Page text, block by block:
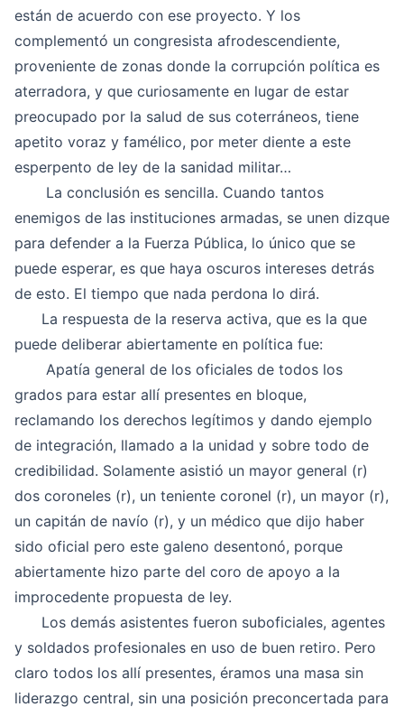
están de acuerdo con ese proyecto. Y los
complementó un congresista afrodescendiente,
proveniente de zonas donde la corrupción política es
aterradora, y que curiosamente en lugar de estar
preocupado por la salud de sus coterráneos, tiene
apetito voraz y famélico, por meter diente a este
esperpento de ley de la sanidad militar…
La conclusión es sencilla. Cuando tantos
enemigos de las instituciones armadas, se unen dizque
para defender a la Fuerza Pública, lo único que se
puede esperar, es que haya oscuros intereses detrás
de esto. El tiempo que nada perdona lo dirá.
La respuesta de la reserva activa, que es la que
puede deliberar abiertamente en política fue:
Apatía general de los oficiales de todos los
grados para estar allí presentes en bloque,
reclamando los derechos legítimos y dando ejemplo
de integración, llamado a la unidad y sobre todo de
credibilidad. Solamente asistió un mayor general (r)
dos coroneles (r), un teniente coronel (r), un mayor (r),
un capitán de navío (r), y un médico que dijo haber
sido oficial pero este galeno desentonó, porque
abiertamente hizo parte del coro de apoyo a la
improcedente propuesta de ley.
Los demás asistentes fueron suboficiales, agentes
y soldados profesionales en uso de buen retiro. Pero
claro todos los allí presentes, éramos una masa sin
liderazgo central, sin una posición preconcertada para